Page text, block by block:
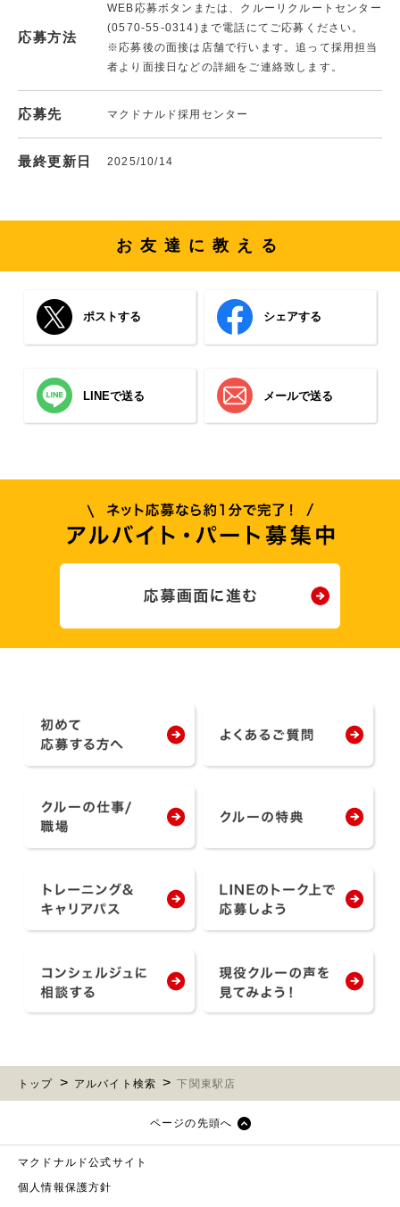
応募方法
WEB応募ボタンまたは、クルーリクルートセンター
(0570-55-0314)まで電話にてご応募ください。
※応募後の面接は店舗で行います。追って採用担当
者より面接日などの詳細をご連絡致します。
応募先 マクドナルド採用センター
最終更新日 2025/10/14
お友達に教える
ポストする シェアする
LINEで送る メールで送る
トップ アルバイト検索 下関東駅店
ページの先頭へ
マクドナルド公式サイト
個人情報保護方針